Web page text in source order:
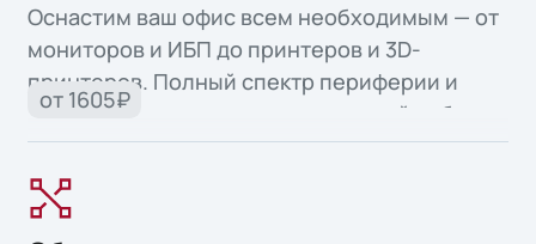
Оснастим ваш офис всем необходимым — от
мониторов и ИБП до принтеров и 3D-
принтеров. Полный спектр периферии и
офисной техники для продуктивной работы.
от 1605₽